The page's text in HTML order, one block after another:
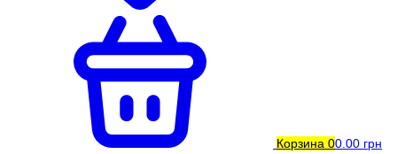
Корзина 00.00 грн